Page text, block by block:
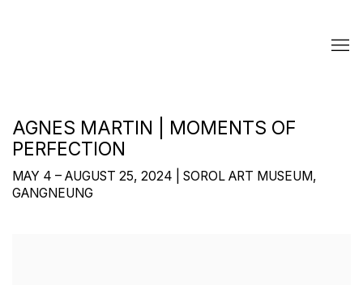
AGNES MARTIN | MOMENTS OF
PERFECTION
MAY 4 – AUGUST 25, 2024 | SOROL ART MUSEUM,
GANGNEUNG